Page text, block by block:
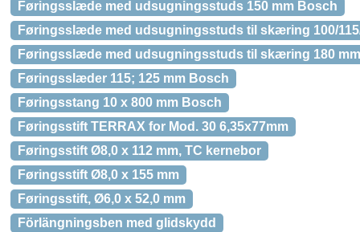
Føringsslæde med udsugningsstuds 150 mm Bosch
Føringsslæde med udsugningsstuds til skæring 100/
Føringsslæde med udsugningsstuds til skæring 180
Føringsslæder 115; 125 mm Bosch
Føringsstang 10 x 800 mm Bosch
Føringsstift TERRAX for Mod. 30 6,35x77mm
Føringsstift Ø8,0 x 112 mm, TC kernebor
Føringsstift Ø8,0 x 155 mm
Føringsstift, Ø6,0 x 52,0 mm
Förlängningsben med glidskydd